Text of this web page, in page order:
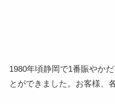
1980年頃静岡で1番賑やか
とができました。お客様、